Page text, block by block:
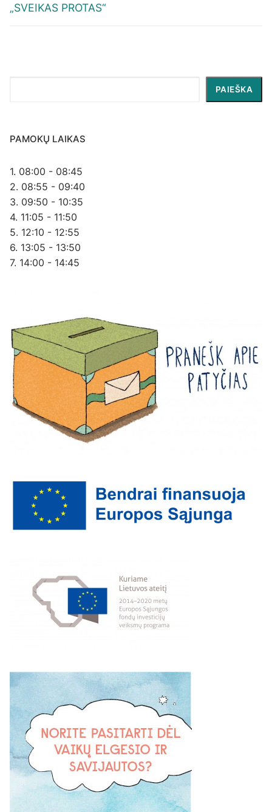
„SVEIKAS PROTAS“
PAIEŠKA
PAMOKŲ LAIKAS
1. 08:00 - 08:45
2. 08:55 - 09:40
3. 09:50 - 10:35
4. 11:05 - 11:50
5. 12:10 - 12:55
6. 13:05 - 13:50
7. 14:00 - 14:45